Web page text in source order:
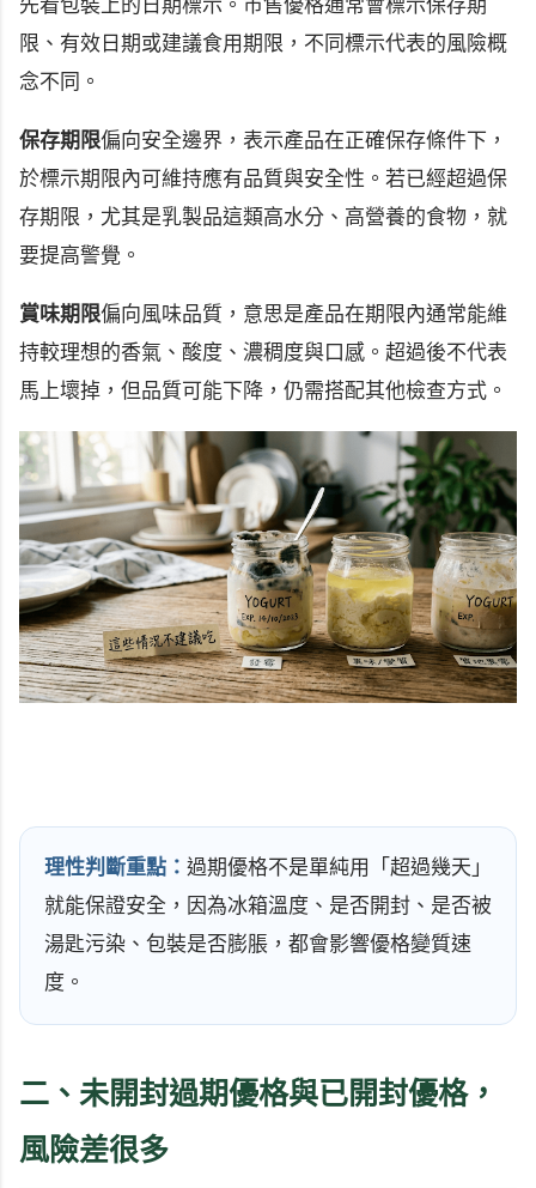
先看包裝上的日期標示。市售優格通常會標示保存期
限、有效日期或建議食用期限，不同標示代表的風險概
念不同。
保存期限偏向安全邊界，表示產品在正確保存條件下，
於標示期限內可維持應有品質與安全性。若已經超過保
存期限，尤其是乳製品這類高水分、高營養的食物，就
要提高警覺。
賞味期限偏向風味品質，意思是產品在期限內通常能維
持較理想的香氣、酸度、濃稠度與口感。超過後不代表
馬上壞掉，但品質可能下降，仍需搭配其他檢查方式。
理性判斷重點： 過期優格不是單純用「超過幾天」
就能保證安全，因為冰箱溫度、是否開封、是否被
湯匙污染、包裝是否膨脹，都會影響優格變質速
度。
二、未開封過期優格與已開封優格，
風險差很多